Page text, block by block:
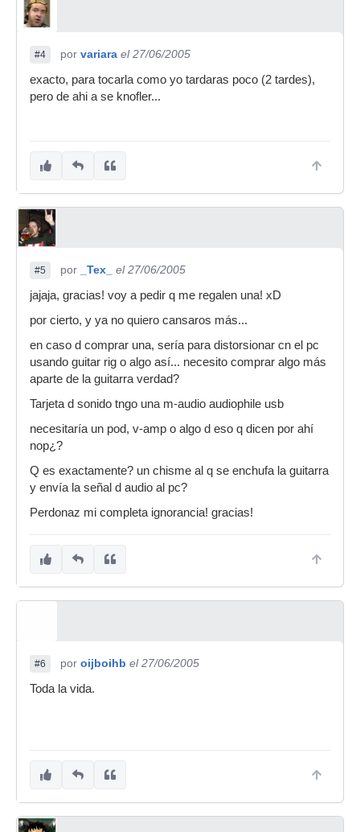
#4 por variara el 27/06/2005
exacto, para tocarla como yo tardaras poco (2 tardes),
pero de ahi a se knofler...
#5 por _Tex_
el 27/06/2005
jajaja, gracias! voy a pedir q me regalen una! xD
por cierto, y ya no quiero cansaros más...
en caso d comprar una, sería para distorsionar cn el pc
usando guitar rig o algo así... necesito comprar algo más
aparte de la guitarra verdad?
Tarjeta d sonido tngo una m-audio audiophile usb
necesitaría un pod, v-amp o algo d eso q dicen por ahí
nop¿?
Q es exactamente? un chisme al q se enchufa la guitarra
y envía la señal d audio al pc?
Perdonaz mi completa ignorancia! gracias!
#6 por oijboihb el 27/06/2005
Toda la vida.